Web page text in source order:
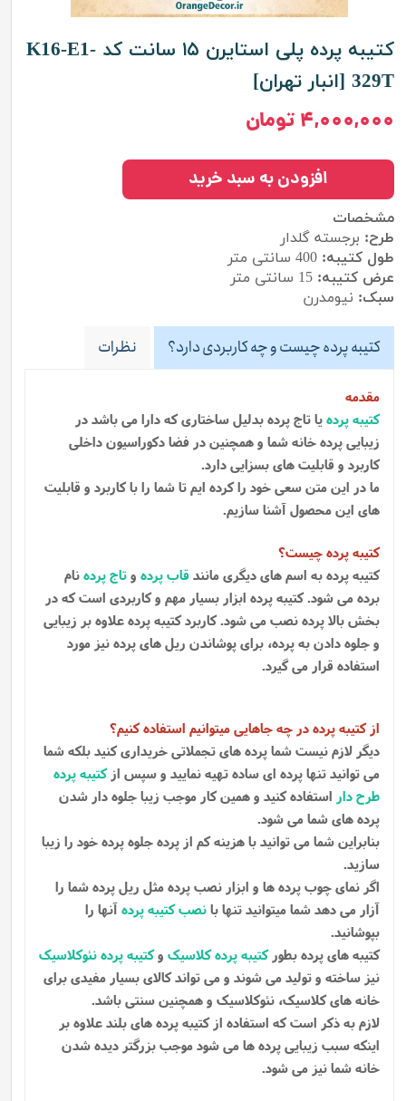
کتیبه پرده پلی استایرن ۱۵ سانت کد K16-E1-
329T [انبار تهران]
۴,۰۰۰,۰۰۰ تومان
مشخصات
طرح: برجسته گلدار
طول کتیبه:
سانتی متر
عرض کتیبه: 15 سانتی متر
سبک: نیومدرن
افزودن به سبد خرید
کتیبه پرده چیست و چه کاربردی دارد؟ نظرات
مقدمه
کتیبه پردهیا تاج پرده بدلیل ساختاری که دارا می باشد در
زیبایی پرده خانه شما و همچنین در فضا دکوراسیون داخلی
کاربرد و قابلیت های بسزایی دارد.
ما در این متن سعی خود را کرده ایم تا شما را با کاربرد و قابلیت
های این محصول آشنا سازیم.
کتیبه پرده چیست؟
کتیبه پرده به اسم های دیگری مانندقاب پرده وتاج پردهنام
برده می شود. کتیبه پرده ابزار بسیار مهم و کاربردی است که در
بخش بالا پرده نصب می شود. کاربرد کتیبه پرده علاوه بر زیبایی
و جلوه دادن به پرده، برای پوشاندن ریل های پرده نیز مورد
استفاده قرار می گیرد.
از کتیبه پرده در چه جاهایی میتوانیم استفاده کنیم؟
دیگر لازم نیست شما پرده های تجملاتی خریداری کنید بلکه شما
می توانید تنها پرده ای ساده تهیه نمایید و سپس ازکتیبه پرده
طرح دار استفاده کنید و همین کار موجب زیبا جلوه دار شدن
پرده های شما می شود.
بنابراین شما می توانید با هزینه کم از پرده جلوه پرده خود را زیبا
سازید.
اگر نمای چوب پرده ها و ابزار نصب پرده مثل ریل پرده شما را
آزار می دهد شما میتوانید تنها بانصب کتیبه پردهآنها را
بپوشانید.
کتیبه های پرده بطورکتیبه پرده کلاسیک وکتیبه پرده نئوکلاسیک
نیز ساخته و تولید می شوند و می تواند کالای بسیار مفیدی برای
خانه های کلاسیک، نئوکلاسیک و همچنین سنتی باشد.
لازم به ذکر است که استفاده از کتیبه پرده های بلند علاوه بر
اینکه سبب زیبایی پرده ها می شود موجب بزرگتر دیده شدن
خانه شما نیز می شود.